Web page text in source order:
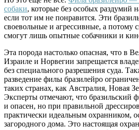
собаки, которые без особых раздумий
если тот им не понравится. Эти
своевольные и агрессивные, а потому
смогут лишь опытные собачники и
Эта порода настолько опасная, что в
Израиле и Норвегии запрещается
без специального разрешения суда.
разведение филы бразилейро
таких странах, как Австралия, Новая
Эксперты отмечают, что бразильский
и опасен, но при правильной
практически идеальным охранником,
загородного дома. Это настоящая